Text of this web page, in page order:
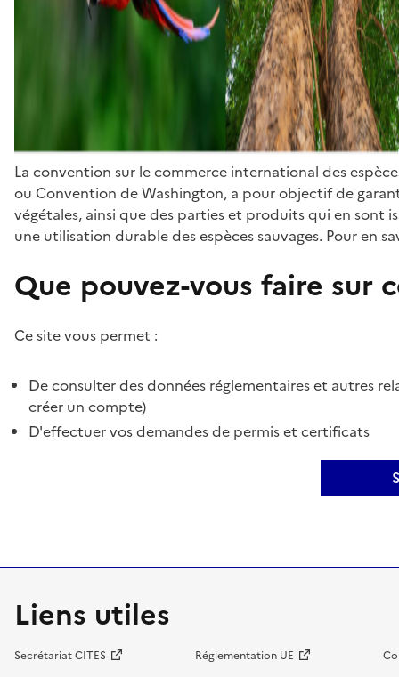
La convention sur le commerce international des
ou Convention de Washington, a pour objectif de
végétales, ainsi que des parties et produits qui en sont
une utilisation durable des espèces sauvages. Pour en
Que pouvez-vous faire sur
Ce site vous permet :
De consulter des données réglementaires et autres
créer un compte)
D'effectuer vos demandes de permis et certificats
Liens utiles
Secrétariat CITES Réglementation UE